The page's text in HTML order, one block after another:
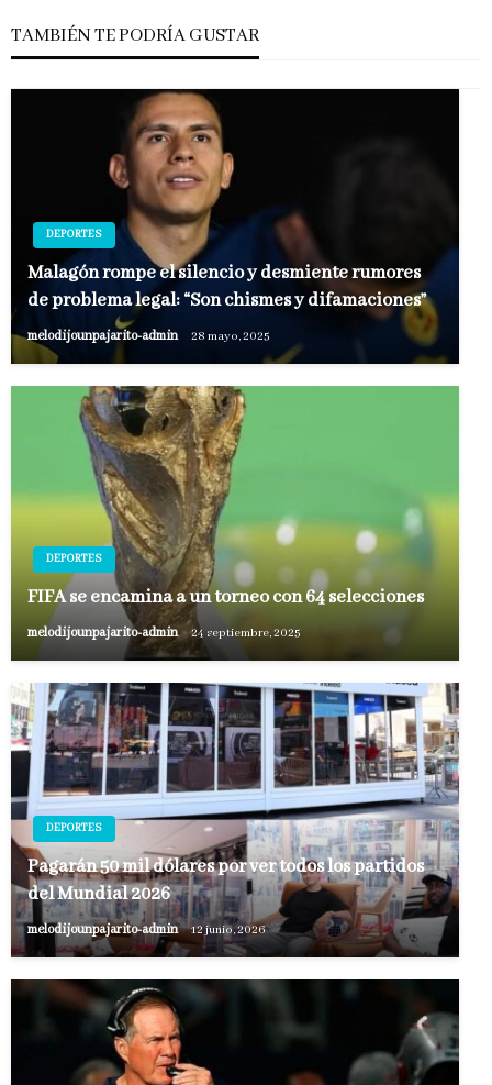
TAMBIÉN TE PODRÍA GUSTAR
DEPORTES
Malagón rompe el silencio y desmiente rumores
de problema legal: “Son chismes y difamaciones”
melodijounpajarito-admin 28 mayo, 2025
DEPORTES
FIFA se encamina a un torneo con 64 selecciones
melodijounpajarito-admin 24 septiembre, 2025
DEPORTES
Pagarán 50 mil dólares por ver todos los partidos
del Mundial 2026
melodijounpajarito-admin 12 junio, 2026